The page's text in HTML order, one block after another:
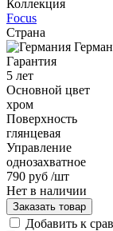
Коллекция
Focus
Страна
Гарантия
5 лет
Основной цвет
хром
Поверхность
глянцевая
Управление
однозахватное
790 руб /шт
Нет в наличии
Заказать товар
Добавить к